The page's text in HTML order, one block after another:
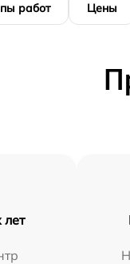
работ Цены
лет